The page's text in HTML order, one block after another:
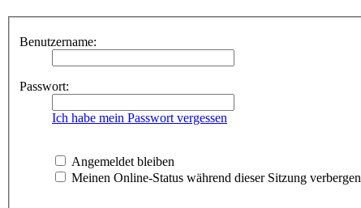
Benutzername:
Passwort:
Ich habe mein Passwort vergessen
Angemeldet bleiben
Meinen Online-Status während dieser Sitzung verbergen